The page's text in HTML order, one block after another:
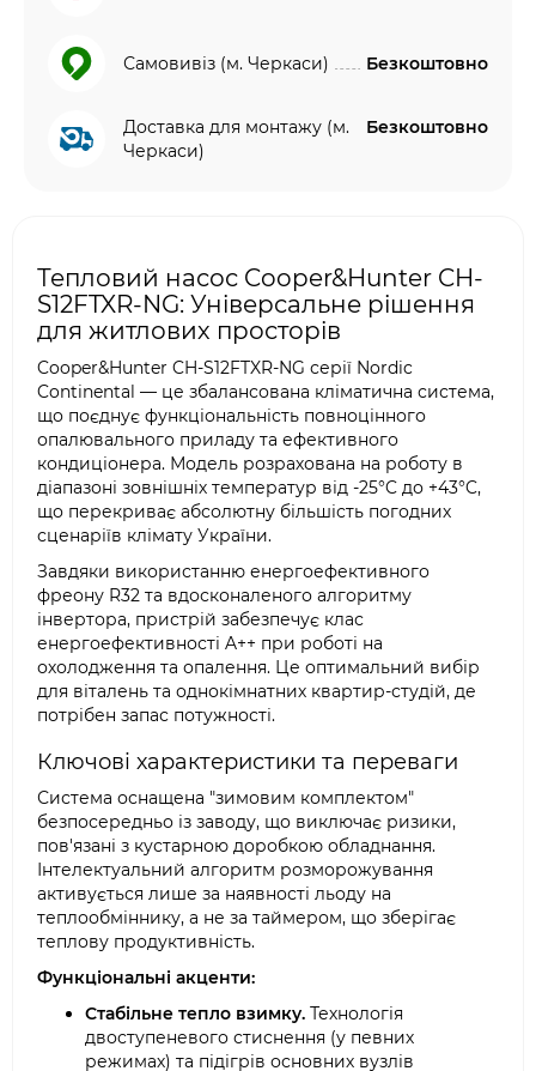
Самовивіз (м. Черкаси) Безкоштовно
Доставка для монтажу (м.
Черкаси)
Безкоштовно
Тепловий насос Cooper&Hunter CH-
S12FTXR-NG: Універсальне рішення
для житлових просторів
Cooper&Hunter CH-S12FTXR-NG серії Nordic
Continental — це збалансована кліматична система,
що поєднує функціональність повноцінного
опалювального приладу та ефективного
кондиціонера. Модель розрахована на роботу в
діапазоні зовнішніх температур від -25°C до +43°C,
що перекриває абсолютну більшість погодних
сценаріїв клімату України.
Завдяки використанню енергоефективного
фреону R32 та вдосконаленого алгоритму
інвертора, пристрій забезпечує клас
енергоефективності A++ при роботі на
охолодження та опалення. Це оптимальний вибір
для віталень та однокімнатних квартир-студій, де
потрібен запас потужності.
Ключові характеристики та переваги
Система оснащена "зимовим комплектом"
безпосередньо із заводу, що виключає ризики,
пов'язані з кустарною доробкою обладнання.
Інтелектуальний алгоритм розморожування
активується лише за наявності льоду на
теплообміннику, а не за таймером, що зберігає
теплову продуктивність.
Функціональні акценти:
Стабільне тепло взимку. Технологія
двоступеневого стиснення (у певних
режимах) та підігрів основних вузлів